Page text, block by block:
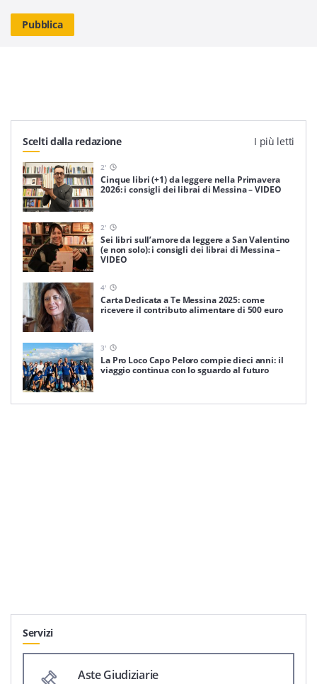
Scelti dalla redazione I più letti
2'
Cinque libri (+1) da leggere nella Primavera
2026: i consigli dei librai di Messina – VIDEO
2'
Sei libri sull’amore da leggere a San Valentino
(e non solo): i consigli dei librai di Messina –
VIDEO
4'
Carta Dedicata a Te Messina 2025: come
ricevere il contributo alimentare di 500 euro
3'
La Pro Loco Capo Peloro compie dieci anni: il
viaggio continua con lo sguardo al futuro
Servizi
Aste Giudiziarie